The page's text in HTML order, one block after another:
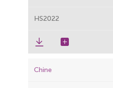
HS2022
Chine